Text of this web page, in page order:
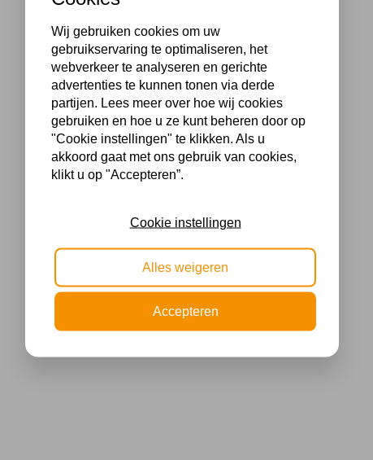
Wij gebruiken cookies om uw
gebruikservaring te optimaliseren, het
webverkeer te analyseren en gerichte
advertenties te kunnen tonen via derde
partijen. Lees meer over hoe wij cookies
gebruiken en hoe u ze kunt beheren door op
"Cookie instellingen" te klikken. Als u
akkoord gaat met ons gebruik van cookies,
klikt u op "Accepteren”.
Cookie instellingen
Alles weigeren
Accepteren